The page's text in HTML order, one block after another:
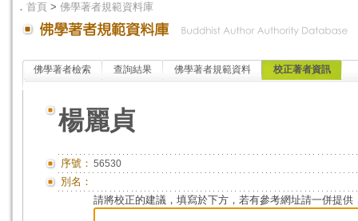
． 首頁 > 佛學著者規範資料庫
佛學著者檢索 查詢結果 佛學著者規範資料 校正著者資訊
楊麗貞
序號： 56530
別名：
請將校正的建議，填寫於下方，若有參考網址請一併提供